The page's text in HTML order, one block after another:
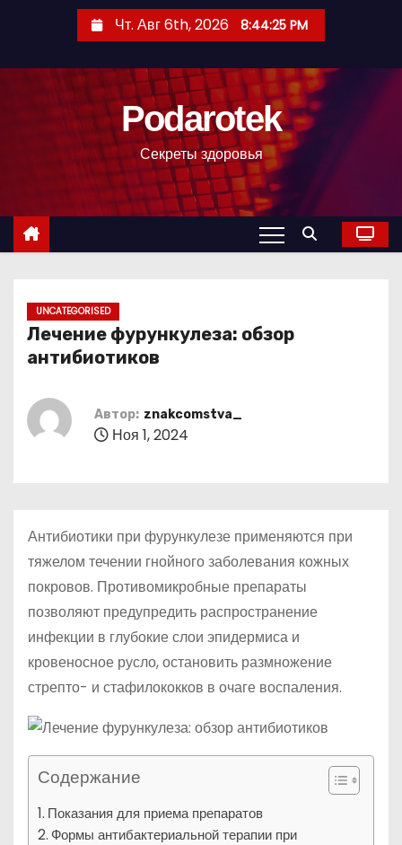
с
Чт. Авг 6th, 2026 8:44:26 PM
Podarotek
Секреты здоровья
UNCATEGORISED
Лечение фурункулеза: обзор
антибиотиков
Автор: znakcomstva_
Ноя 1, 2024
Антибиотики при фурункулезе применяются при
тяжелом течении гнойного заболевания кожных
покровов. Противомикробные препараты
позволяют предупредить распространение
инфекции в глубокие слои эпидермиса и
кровеносное русло, остановить размножение
стрепто- и стафилококков в очаге воспаления.
Содержание
Показания для приема препаратов
Формы антибактериальной терапии при